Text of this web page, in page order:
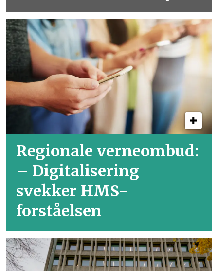
Regionale verneombud:
– Digitalisering
svekker HMS-
forståelsen